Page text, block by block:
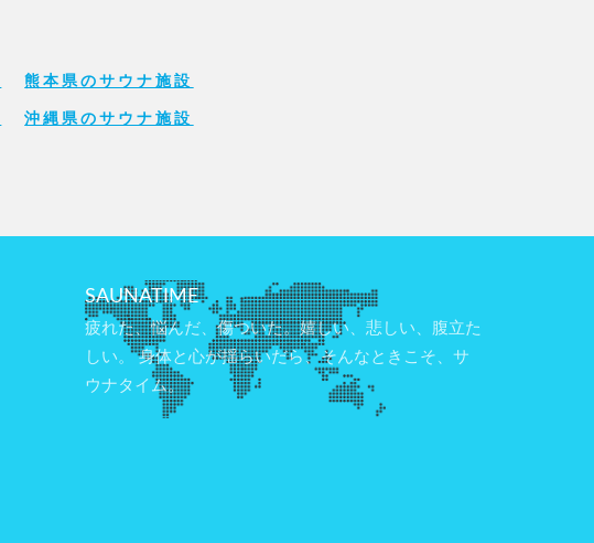
熊本県のサウナ施設
沖縄県のサウナ施設
SAUNATIME
疲れた、悩んだ、傷ついた。嬉しい、悲しい、腹立た
しい。 身体と心が揺らいだら、そんなときこそ、サ
ウナタイム。